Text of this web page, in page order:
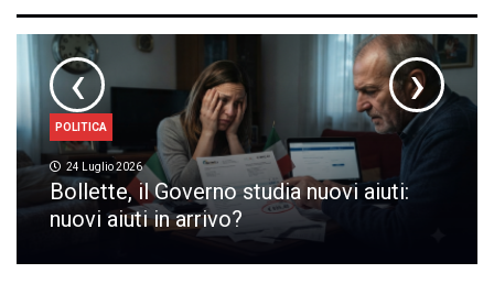
POLITICA
24 Luglio 2026
Bollette, il Governo studia nuovi aiuti:
nuovi aiuti in arrivo?
‹ ›